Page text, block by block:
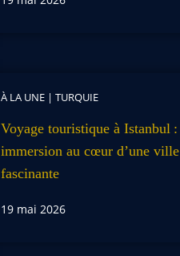
À LA UNE| TURQUIE
Voyage touristique à Istanbul :
immersion au cœur d’une ville
fascinante
19 mai 2026